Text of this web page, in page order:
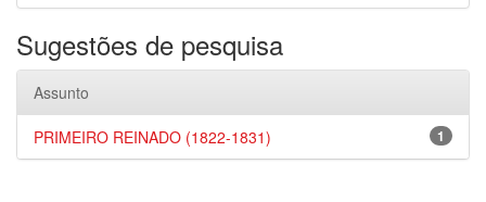
Sugestões de pesquisa
Assunto
1
PRIMEIRO REINADO (1822-1831)